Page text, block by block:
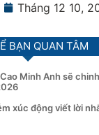
Tháng 12 10,
BẠN QUAN TÂM
Minh Anh sẽ
xúc động viết lời